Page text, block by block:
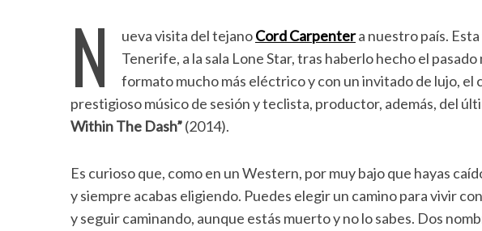
N ueva visita del tejanoCord Carpentera nuestro país. Esta
Tenerife, a la sala Lone Star, tras haberlo hecho el
formato mucho más eléctrico y con un invitado de lujo, el
prestigioso músico de sesión y teclista, productor, además, del
Within The Dash”(2014).
Es curioso que, como en un Western, por muy bajo que hayas
y siempre acabas eligiendo. Puedes elegir un camino para vivir
y seguir caminando, aunque estás muerto y no lo sabes. Dos